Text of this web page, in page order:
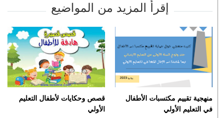
إقرأ المزيد من المواضيع
منهجية تقييم مكتسبات الأطفال
في التعليم الأولي
قصص وحكايات لأطفال التعليم
الأولي